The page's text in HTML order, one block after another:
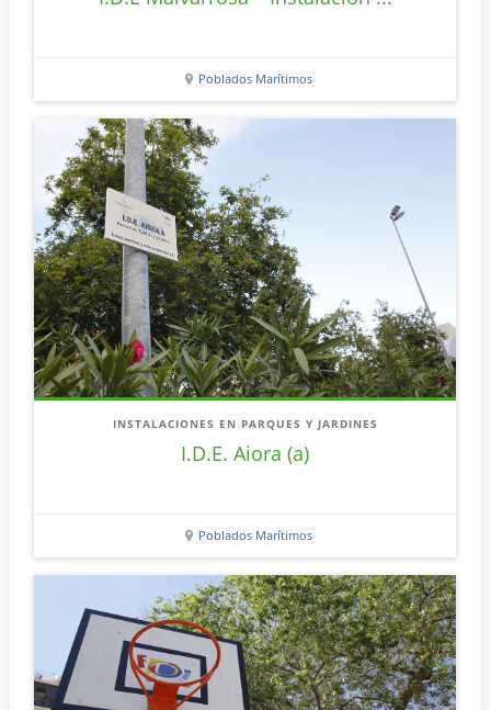
Poblados Marítimos
INSTALACIONES EN PARQUES Y JARDINES
I.D.E. Aiora (a)
Poblados Marítimos